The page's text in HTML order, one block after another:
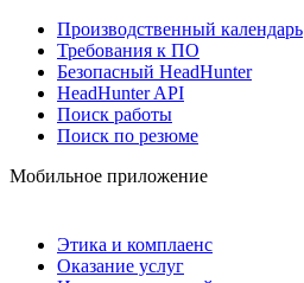
Производственный календарь
Требования к ПО
Безопасный HeadHunter
HeadHunter API
Поиск работы
Поиск по резюме
Мобильное приложение
Этика и комплаенс
Оказание услуг